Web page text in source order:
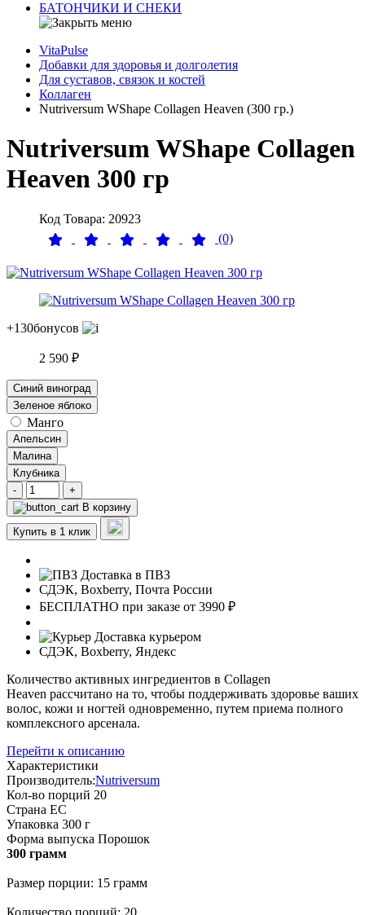
БАТОНЧИКИ И СНЕКИ
VitaPulse
Добавки для здоровья и долголетия
Для суставов, связок и костей
Коллаген
Nutriversum WShape Collagen Heaven (300 гр.)
Nutriversum WShape Collagen
Heaven 300 гр
Код Товара: 20923
(0)
+130бонусов
2 590 ₽
Синий виноград
Зеленое яблоко
Манго
Апельсин
Малина
Клубника
-
+
В корзину
Купить в 1 клик
Доставка в ПВЗ
СДЭК, Boxberry, Почта России
БЕСПЛАТНО при заказе от 3990 ₽
Доставка курьером
СДЭК, Boxberry, Яндекс
Количество активных ингредиентов в Collagen
Heaven рассчитано на то, чтобы поддерживать здоровье ваших
волос, кожи и ногтей одновременно, путем приема полного
комплексного арсенала.
Перейти к описанию
Характеристики
Производитель:Nutriversum
Кол-во порций 20
Страна ЕС
Упаковка 300 г
Форма выпуска Порошок
300 грамм
Размер порции: 15 грамм
Количество порций: 20